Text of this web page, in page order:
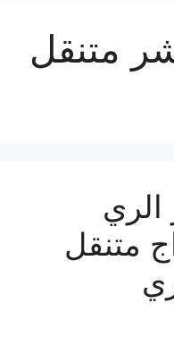
متنقل
كراج متنقل